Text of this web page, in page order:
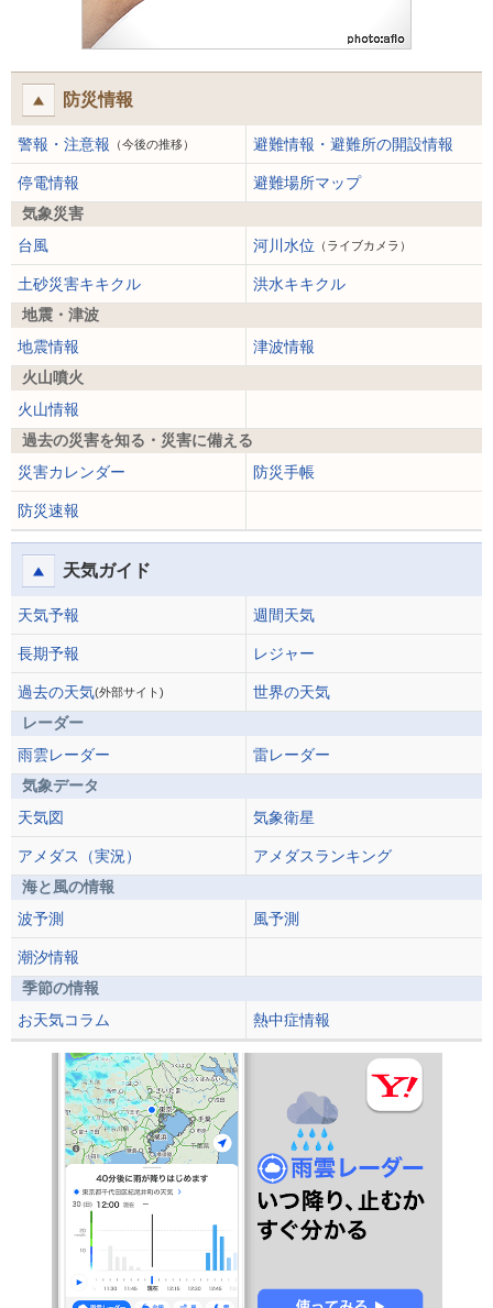
防災情報
警報・注意報 （今後の推移） 避難情報・避難所の開設情報
停電情報
避難場所マップ
気象災害
台風
河川水位 （ライブカメラ）
土砂災害キキクル
洪水キキクル
地震・津波
地震情報
津波情報
火山噴火
火山情報
過去の災害を知る・災害に備える
災害カレンダー
防災手帳
防災速報
天気ガイド
天気予報 週間天気
長期予報 レジャー
過去の天気(外部サイト)
世界の天気
レーダー
雨雲レーダー
雷レーダー
気象データ
天気図
気象衛星
アメダス（実況）
アメダスランキング
海と風の情報
波予測
風予測
潮汐情報
季節の情報
お天気コラム
熱中症情報